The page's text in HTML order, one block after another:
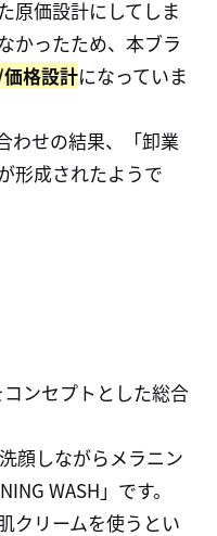
原価設計にしてしま
かったため、本ブラ
格設計になっていま
わせの結果、「卸業
形成されたようで
ンセプトとした総合
顔しながらメラニン
WASH」です。
クリームを使うとい